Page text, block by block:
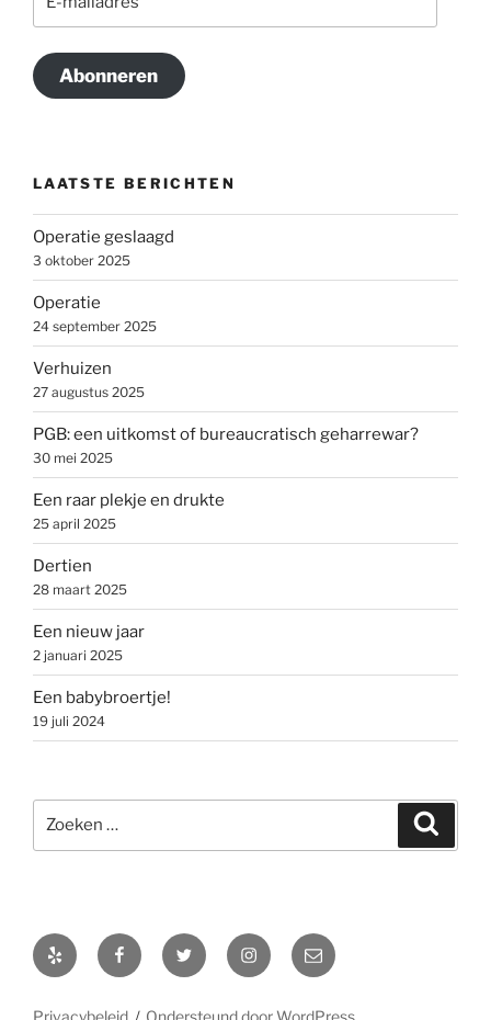
Abonneren
LAATSTE BERICHTEN
Operatie geslaagd
3 oktober 2025
Operatie
24 september 2025
Verhuizen
27 augustus 2025
PGB: een uitkomst of bureaucratisch geharrewar?
30 mei 2025
Een raar plekje en drukte
25 april 2025
Dertien
28 maart 2025
Een nieuw jaar
2 januari 2025
Een babybroertje!
19 juli 2024
naar:
Yelp FacebookTwitter Instagram
E-
mail
Privacybeleid Ondersteund door WordPress